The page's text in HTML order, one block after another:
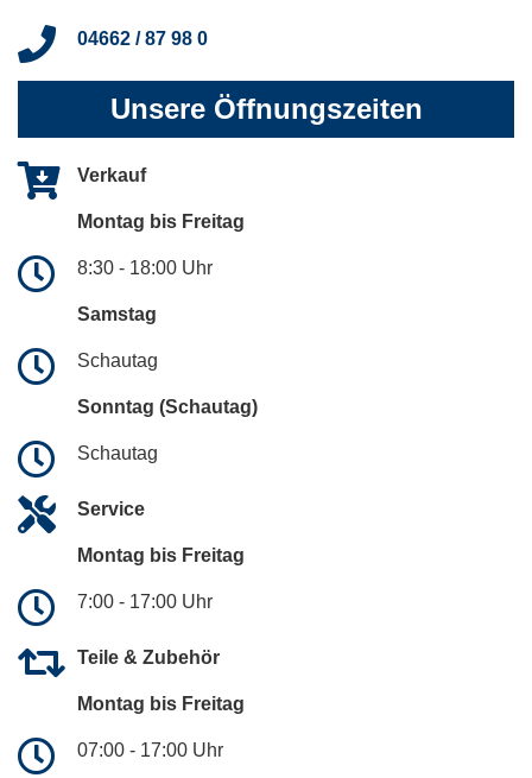
04662 / 87 98 0
Unsere Öffnungszeiten
Verkauf
Montag bis Freitag
8:30 - 18:00 Uhr
Samstag
Schautag
Sonntag (Schautag)
Schautag
Service
Montag bis Freitag
7:00 - 17:00 Uhr
Teile & Zubehör
Montag bis Freitag
07:00 - 17:00 Uhr